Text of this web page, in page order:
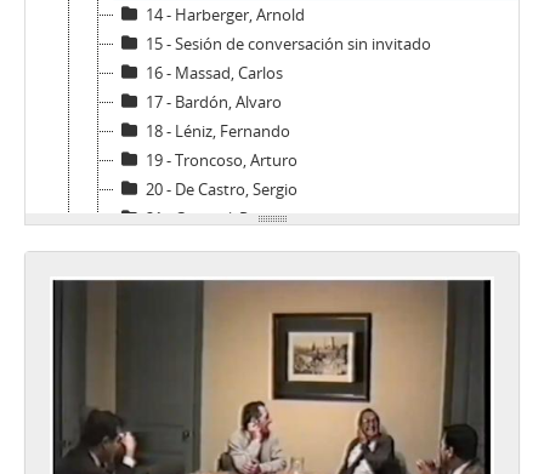
14 - Harberger, Arnold
15 - Sesión de conversación sin invitado
16 - Massad, Carlos
17 - Bardón, Alvaro
18 - Léniz, Fernando
19 - Troncoso, Arturo
20 - De Castro, Sergio
21 - Carvajal, Patricio
22 - Méndez, Juan Carlos
23 - Cubillos, Hernán (I)
25 - Sesión de conversación sin invitado (II)
26 - Cubillos, Hernán (II)
27 - Cubillos, Hernán (III)
28 - Federecci, José Luis
29 - Bernstein, S. - Philippi, B.